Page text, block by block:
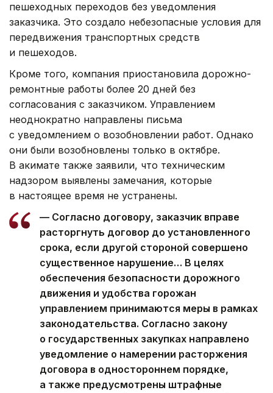
пешеходных переходов без уведомления
заказчика. Это создало небезопасные условия для
передвижения транспортных средств
и пешеходов.
Кроме того, компания приостановила дорожно-
ремонтные работы более 20 дней без
согласования с заказчиком. Управлением
неоднократно направлены письма
с уведомлением о возобновлении работ. Однако
они были возобновлены только в октябре.
В акимате также заявили, что техническим
надзором выявлены замечания, которые
в настоящее время не устранены.
— Согласно договору, заказчик вправе
расторгнуть договор до установленного
срока, если другой стороной совершено
существенное нарушение… В целях
обеспечения безопасности дорожного
движения и удобства горожан
управлением принимаются меры в рамках
законодательства. Согласно закону
о государственных закупках направлено
уведомление о намерении расторжения
договора в одностороннем порядке,
а также предусмотрены штрафные